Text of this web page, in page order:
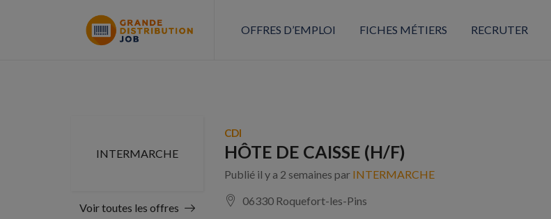
OFFRES D’EMPLOI FICHES MÉTIERS RECRUTER
INTERMARCHE
Voir toutes les offres
CDI
HÔTE DE CAISSE (H/F)
Publié il y a 2 semaines par INTERMARCHE
06330 Roquefort-les-Pins